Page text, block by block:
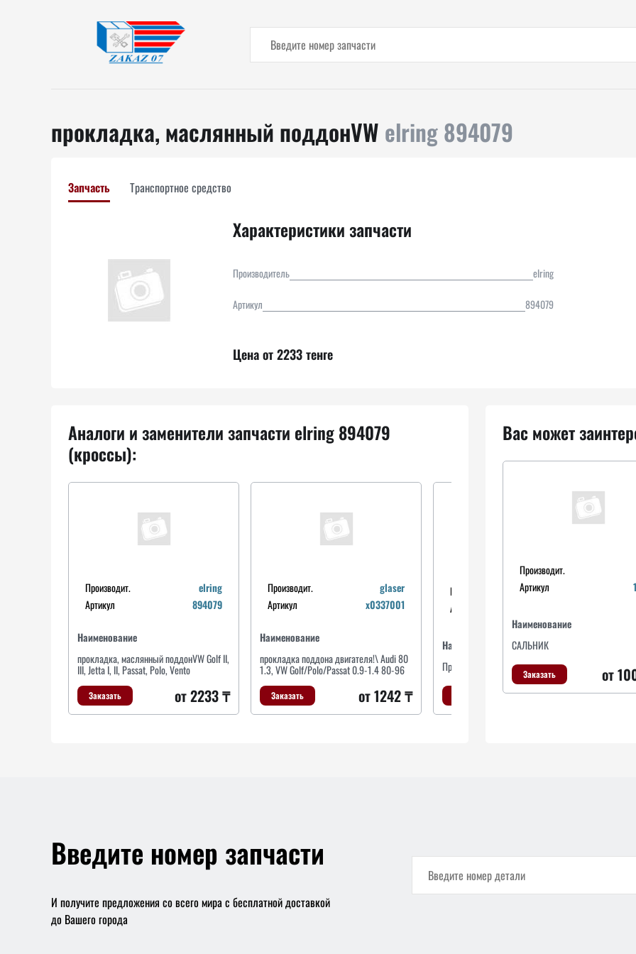
прокладка, маслянный поддонVW elring 894079
Запчасть Транспортное средство
Характеристики запчасти
Производитель elring
Артикул 894079
Цена от 2233 тенге
Аналоги и заменители запчасти elring 894079
(кроссы):
Производит.
elring
Артикул
894079
Наименование
прокладка, маслянный поддонVW Golf II,
III, Jetta I, II, Passat, Polo, Vento
Заказать от 2233 ₸
Производит.
glaser
Артикул
x0337001
Наименование
прокладка поддона двигателя!\ Audi 80
1.3, VW Golf/Polo/Passat 0.9-1.4 80-96
Заказать от 1242 ₸
Производит.
Артикул
Наименование
Прокладка, масляный поддон
Вас может
Производит.
Артикул
Наименование
САЛЬНИК
Заказать от
Введите номер запчасти
И получите предложения со всего мира с бесплатной доставкой
до Вашего города